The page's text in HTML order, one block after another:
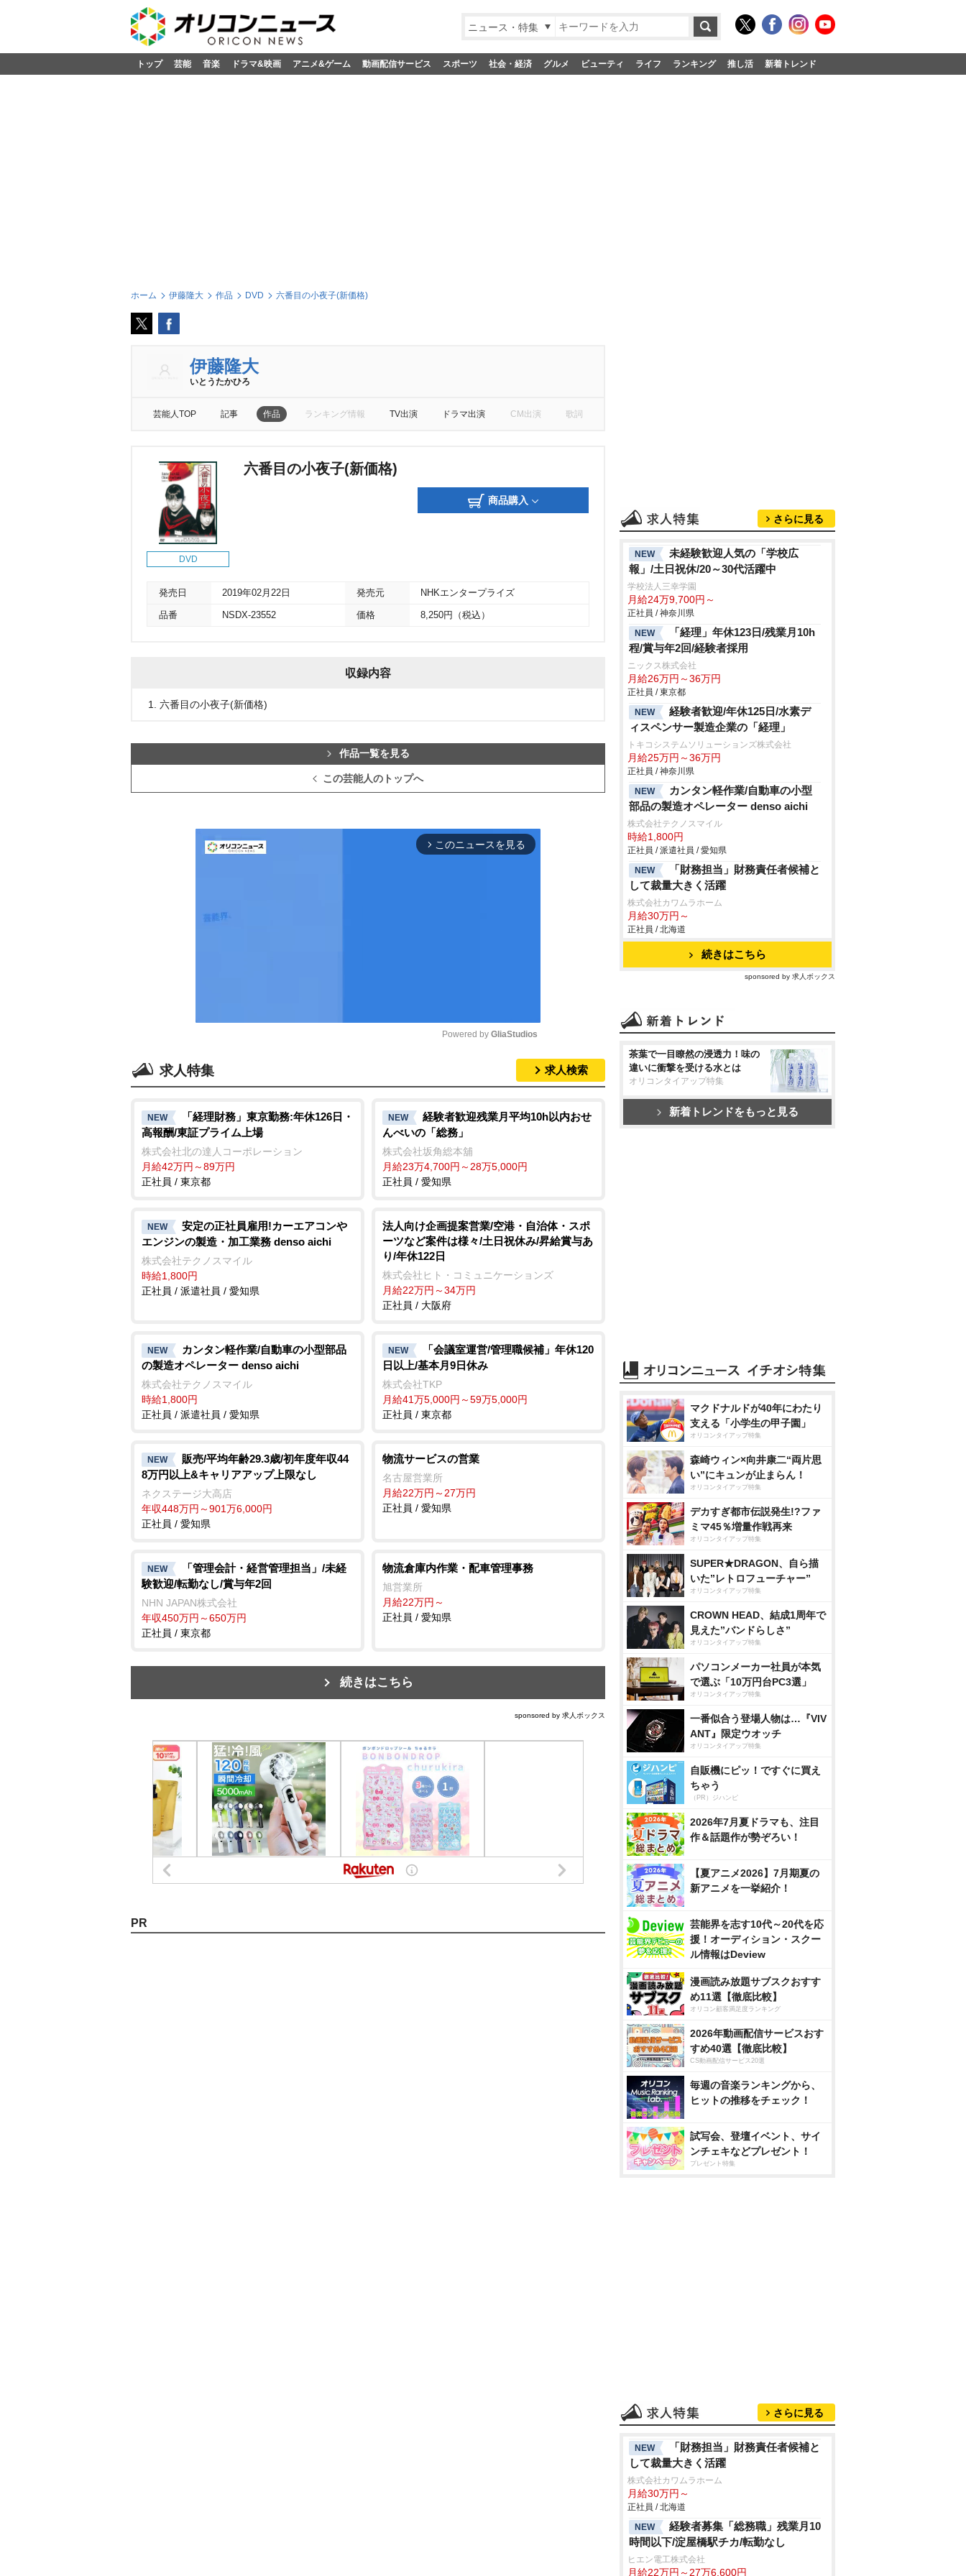
ニュース・特集
トップ 芸能 音楽 ドラマ&映画 アニメ&ゲーム 動画配信サービス スポーツ 社会・経済 グルメ ビューティ ライフ ランキング 推し活 新着トレンド
ホーム 伊藤隆大 作品 DVD 六番目の小夜子(新価格)
伊藤隆大
いとうたかひろ
芸能人TOP 記事 作品 ランキング情報 TV出演 ドラマ出演 CM出演 歌詞
DVD
六番目の小夜子(新価格)
商品購入
発売日 2019年02月22日 発売元 NHKエンタープライズ
品番 NSDX-23552 価格 8,250円（税込）
収録内容
1. 六番目の小夜子(新価格)
作品一覧を見る
この芸能人のトップへ
arrow_forward_ios このニュースを見る
t
Powered by GliaStudios
求人特集 求人検索
NEW
「経理財務」東京勤務:年休126日・
高報酬/東証プライム上場
株式会社北の達人コーポレーション
月給42万円～89万円
正社員 / 東京都
NEW
経験者歓迎残業月平均10h以内おせ
んべいの「総務」
株式会社坂角総本舖
月給23万4,700円～28万5,000円
正社員 / 愛知県
NEW
安定の正社員雇用!カーエアコン
エンジンの製造・加工業務 denso aichi
株式会社テクノスマイル
時給1,800円
正社員 / 派遣社員 / 愛知県
法人向け企画提案営業/空港・自治体・スポ
ーツなど案件は様々/土日祝休み/昇給賞与あ
り/年休122日
株式会社ヒト・コミュニケーションズ
月給22万円～34万円
正社員 / 大阪府
NEW
カンタン軽作業/自動車の小型部品
の製造オペレーター denso aichi
株式会社テクノスマイル
時給1,800円
正社員 / 派遣社員 / 愛知県
NEW
「会議室運営/管理職候補」年休120
日以上/基本月9日休み
株式会社TKP
月給41万5,000円～59万5,000円
正社員 / 東京都
NEW
販売/平均年齢29.3歳/初年度年収44
8万円以上&キャリアアップ上限なし
ネクステージ大高店
年収448万円～901万6,000円
正社員 / 愛知県
物流サービスの営業
名古屋営業所
月給22万円～27万円
正社員 / 愛知県
NEW
「管理会計・経営管理担当」/未経
験歓迎/転勤なし/賞与年2回
NHN JAPAN株式会社
年収450万円～650万円
正社員 / 東京都
物流倉庫内作業・配車管理事務
旭営業所
月給22万円～
正社員 / 愛知県
続きはこちら
sponsored by 求人ボックス
PR
さらに見る
NEW
未経験歓迎人気の「学校広
報」/土日祝休/20～30代活躍中
学校法人三幸学園
月給24万9,700円～
正社員 / 神奈川県
NEW
「経理」年休123日/残業月10h
程/賞与年2回/経験者採用
ニックス株式会社
月給26万円～36万円
正社員 / 東京都
NEW
経験者歓迎/年休125日/水素デ
ィスペンサー製造企業の「経理」
トキコシステムソリューションズ株式会社
月給25万円～36万円
正社員 / 神奈川県
NEW
カンタン軽作業/自動車の小型
部品の製造オペレーター denso aichi
株式会社テクノスマイル
時給1,800円
正社員 / 派遣社員 / 愛知県
NEW
「財務担当」財務責任者候補と
して裁量大きく活躍
株式会社カワムラホーム
月給30万円～
正社員 / 北海道
続きはこちら
sponsored by 求人ボックス
茶葉で一目瞭然の浸透力！味の
違いに衝撃を受ける水とは
オリコンタイアップ特集
新着トレンドをもっと見る
マクドナルドが40年にわたり
支える「小学生の甲子園」
オリコンタイアップ特集
森崎ウィン×向井康二“両片思
い”にキュンが止まらん！
オリコンタイアップ特集
デカすぎ都市伝説発生!?ファ
ミマ45％増量作戦再来
オリコンタイアップ特集
SUPER★DRAGON、自ら描
いた”レトロフューチャー”
オリコンタイアップ特集
CROWN HEAD、結成1周年で
見えた”バンドらしさ”
オリコンタイアップ特集
パソコンメーカー社員が本気
で選ぶ「10万円台PC3選」
オリコンタイアップ特集
一番似合う登場人物は…『VIV
ANT』限定ウオッチ
オリコンタイアップ特集
自販機にピッ！ですぐに買え
ちゃう
（PR）ジハンピ
2026年7月夏ドラマも、注目
作＆話題作が勢ぞろい！
【夏アニメ2026】7月期夏の
新アニメを一挙紹介！
芸能界を志す10代～20代を応
援！オーディション・スクー
ル情報はDeview
漫画読み放題サブスクおすす
め11選【徹底比較】
オリコン顧客満足度ランキング
2026年動画配信サービスおす
すめ40選【徹底比較】
CS動画配信サービス20選
毎週の音楽ランキングから、
ヒットの推移をチェック！
試写会、登壇イベント、サイ
ンチェキなどプレゼント！
プレゼント特集
さらに見る
NEW
「財務担当」財務責任者候補と
して裁量大きく活躍
株式会社カワムラホーム
月給30万円～
正社員 / 北海道
NEW
経験者募集「総務職」残業月10
時間以下/淀屋橋駅チカ/転勤なし
ヒエン電工株式会社
月給22万円～27万6,600円